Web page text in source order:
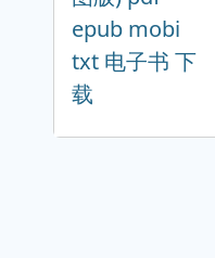
epub mobi
txt 电子书 下
载